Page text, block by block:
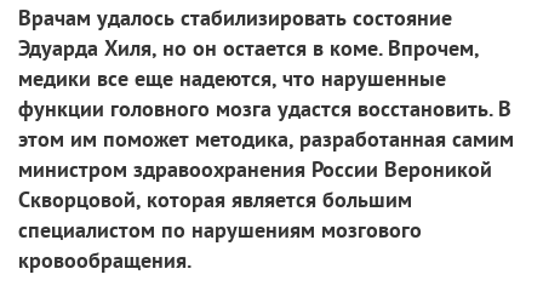
Врачам удалось стабилизировать состояние
Эдуарда Хиля, но он остается в коме. Впрочем,
медики все еще надеются, что нарушенные
функции головного мозга удастся восстановить. В
этом им поможет методика, разработанная самим
министром здравоохранения России Вероникой
Скворцовой, которая является большим
специалистом по нарушениям мозгового
кровообращения.